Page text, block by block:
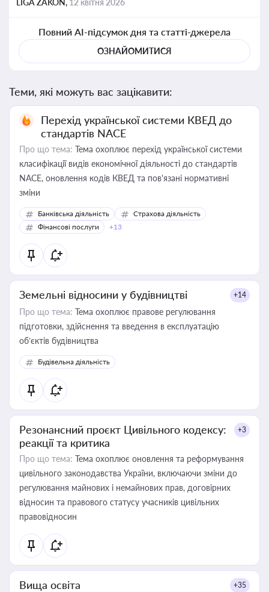
LIGA ZAKON, 12 квітня 2026
Повний AI-підсумок дня та статті-джерела
ОЗНАЙОМИТИСЯ
Теми, які можуть вас зацікавити:
Перехід української системи КВЕД до
стандартів NACE
Про що тема: Тема охоплює перехід української системи
класифікації видів економічної діяльності до стандартів
NACE, оновлення кодів КВЕД та пов'язані нормативні
зміни
Банківська діяльність
Страхова діяльність
Фінансові послуги
+13
Земельні відносини у будівництві +14
Про що тема: Тема охоплює правове регулювання
підготовки, здійснення та введення в експлуатацію
об’єктів будівництва
Будівельна діяльність
Резонансний проєкт Цивільного кодексу:
реакції та критика
+3
Про що тема: Тема охоплює оновлення та реформування
цивільного законодавства України, включаючи зміни до
регулювання майнових і немайнових прав, договірних
відносин та правового статусу учасників цивільних
правовідносин
Вища освіта +35